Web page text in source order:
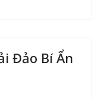
Đảo Bí Ẩn